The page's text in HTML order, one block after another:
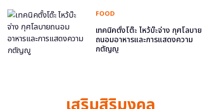
FOOD
เทคนิคตั้งโต๊ะ ไหว้บ๊ะจ่าง กุศโลบาย
ถนอมอาหารและการแสดงความ
กตัญญู